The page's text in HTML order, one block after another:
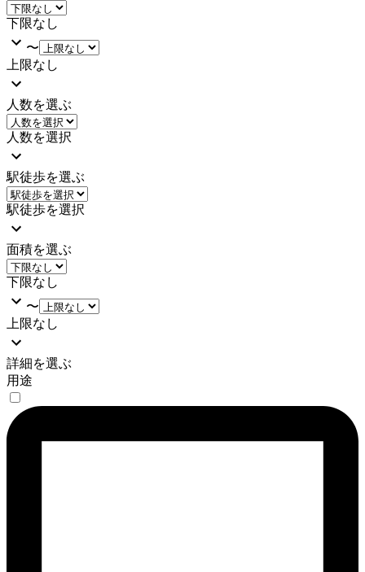
下限なし
〜
上限なし
人数を選ぶ
人数を選択
駅徒歩を選ぶ
駅徒歩を選択
面積を選ぶ
下限なし
〜
上限なし
詳細を選ぶ
用途